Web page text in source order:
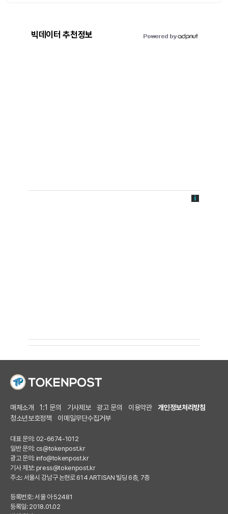
빅데이터 추천정보
매체소개 1:1 문의 기사제보 광고 문의 이용약관
개인정보처리방침
청소년보호정책
이메일무단수집거부
대표 문의: 02-6674-1012
일반 문의: cs@tokenpost.kr
광고 문의: info@tokenpost.kr
기사 제보: press@tokenpost.kr
주소: 서울시 강남구 논현로 614 ARTISAN 빌딩 6층, 7층
등록번호: 서울 아 52481
등록일: 2018.01.02